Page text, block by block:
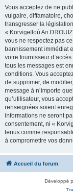
Vous acceptez de ne
vulgaire, diffamatoire,
transgresser la
« Korvigelloù An
vous ne respectez pas
bannissement immédiat
votre fournisseur
tous les messages est
conditions. Vous
de supprimer, de
message à n’importe
qu’utilisateur, vous
renseignées soient
informations ne seront
consentement, ni «
tenus comme
à compromettre vos
Accueil du forum
Développé